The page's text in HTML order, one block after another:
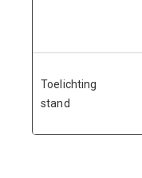
Toelichting
stand